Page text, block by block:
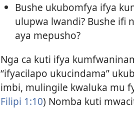
Bushe ukubomfya ifya
ulupwa lwandi? Bushe ifi
aya mepusho?
Nga ca kuti ifya
“ifyacilapo ukucindama”
imbi, mulingile kwaluka mu
Filipi 1:10) Nomba kuti